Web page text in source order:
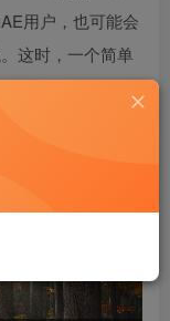
用户，也可能会
这时，一个简单
得尤为重要。本
，让你的创作之